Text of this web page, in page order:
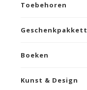
Toebehoren
Boeken
Kunst & Design